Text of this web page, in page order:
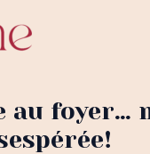
au foyer…